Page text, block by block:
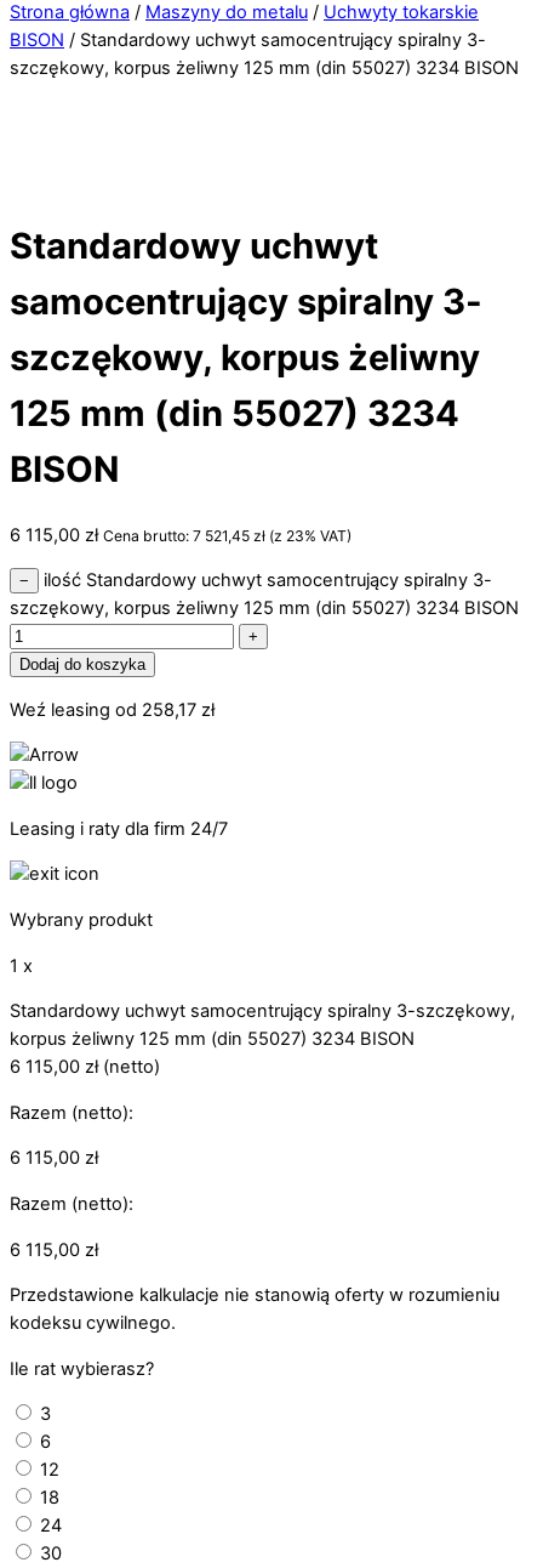
Strona główna / Maszyny do metalu / Uchwyty tokarskie
BISON / Standardowy uchwyt samocentrujący spiralny 3-
szczękowy, korpus żeliwny 125 mm (din 55027) 3234 BISON
Standardowy uchwyt
samocentrujący spiralny 3-
szczękowy, korpus żeliwny
125 mm (din 55027) 3234
BISON
6 115,00 zł Cena brutto: 7 521,45 zł (z 23% VAT)
−
ilość Standardowy uchwyt samocentrujący spiralny 3-
szczękowy, korpus żeliwny 125 mm (din 55027) 3234 BISON
+
Dodaj do koszyka
Weź leasing od 258,17 zł
Leasing i raty dla firm 24/7
Wybrany produkt
1 x
Standardowy uchwyt samocentrujący spiralny 3-szczękowy,
korpus żeliwny 125 mm (din 55027) 3234 BISON
6 115,00 zł(netto)
Razem (netto):
6 115,00 zł
Razem (netto):
6 115,00 zł
Przedstawione kalkulacje nie stanowią oferty w rozumieniu
kodeksu cywilnego.
Ile rat wybierasz?
3
6
12
18
24
30